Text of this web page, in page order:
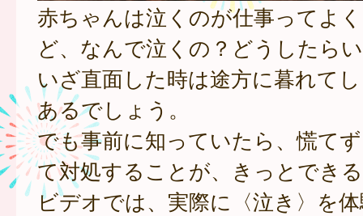
赤ちゃんは泣くのが仕事ってよ
ど、なんで泣くの？どうしたら
いざ直面した時は途方に暮れて
あるでしょう。
でも事前に知っていたら、慌て
て対処することが、きっとでき
ビデオでは、実際に〈泣き〉を